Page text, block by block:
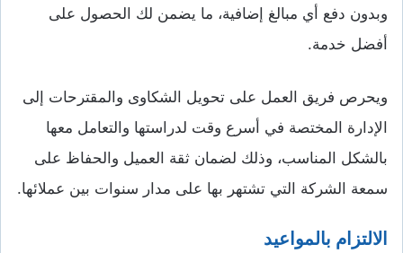
وبدون دفع أي مبالغ إضافية، ما يضمن لك الحصول على
أفضل خدمة.
ويحرص فريق العمل على تحويل الشكاوى والمقترحات إلى
الإدارة المختصة في أسرع وقت لدراستها والتعامل معها
بالشكل المناسب، وذلك لضمان ثقة العميل والحفاظ على
سمعة الشركة التي تشتهر بها على مدار سنوات بين عملائها.
الالتزام بالمواعيد